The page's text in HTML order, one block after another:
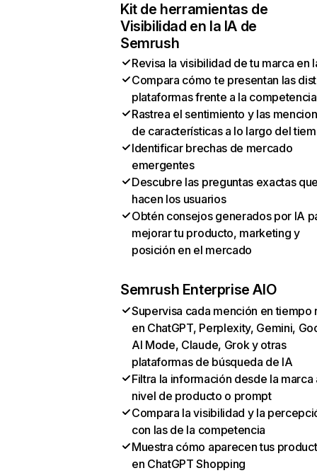
Kit de herramientas de
Visibilidad en la IA de
Semrush
Revisa la visibilidad de tu marca en
Compara cómo te presentan las
plataformas frente a la competencia
Rastrea el sentimiento y las
de características a lo largo del
Identificar brechas de mercado
emergentes
Descubre las preguntas exactas
hacen los usuarios
Obtén consejos generados por IA
mejorar tu producto, marketing y
posición en el mercado
Semrush Enterprise AIO
Supervisa cada mención en tiempo
en ChatGPT, Perplexity, Gemini,
AI Mode, Claude, Grok y otras
plataformas de búsqueda de IA
Filtra la información desde la marca
nivel de producto o prompt
Compara la visibilidad y la
con las de la competencia
Muestra cómo aparecen tus
en ChatGPT Shopping